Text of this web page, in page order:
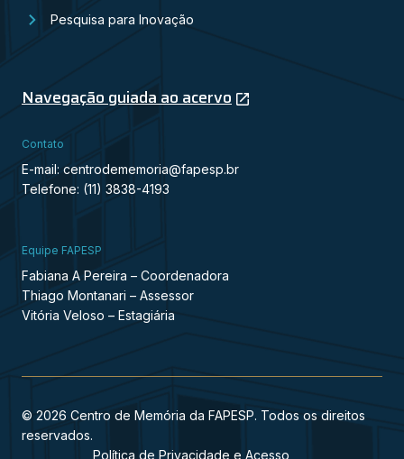
Pesquisa para Inovação
Navegação guiada ao acervo
Contato
E-mail: centrodememoria@fapesp.br
Telefone: (11) 3838-4193
Equipe FAPESP
Fabiana A Pereira – Coordenadora
Thiago Montanari – Assessor
Vitória Veloso – Estagiária
© 2026 Centro de Memória da FAPESP. Todos os direitos
reservados.
Política de Privacidade e Acesso